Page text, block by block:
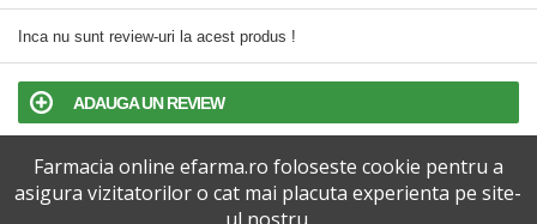
Inca nu sunt review-uri la acest produs !
ADAUGA UN REVIEW
TERMENI SI CONDITII
Farmacia online efarma.ro foloseste cookie pentru a
asigura vizitatorilor o cat mai placuta experienta pe site-